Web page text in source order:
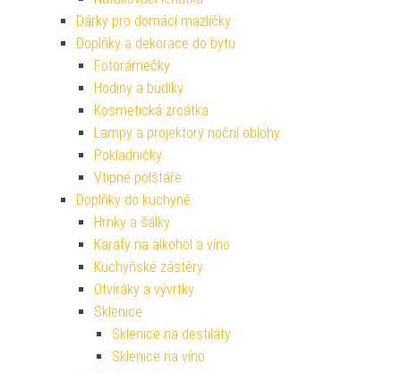
Dárky pro domácí mazlíčky
Doplňky a dekorace do bytu
Fotorámečky
Hodiny a budíky
Kosmetická zrcátka
Lampy a projektory noční oblohy
Pokladničky
Vtipné polštáře
Doplňky do kuchyně
Hrnky a šálky
Karafy na alkohol a víno
Kuchyňské zástěry
Otvíráky a vývrtky
Sklenice
Sklenice na destiláty
Sklenice na víno